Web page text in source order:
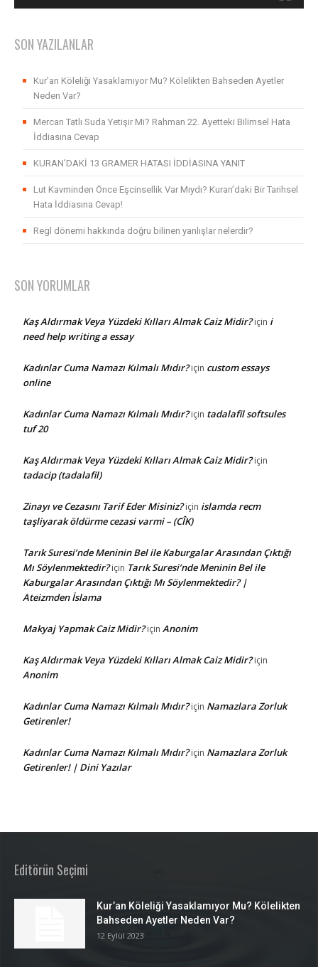
SON YAZILANLAR
Kur’an Köleliği Yasaklamıyor Mu? Kölelikten Bahseden Ayetler
Neden Var?
Mercan Tatlı Suda Yetişir Mi? Rahman 22. Ayetteki Bilimsel Hata
İddiasına Cevap
KURAN’DAKİ 13 GRAMER HATASI İDDİASINA YANIT
Lut Kavminden Önce Eşcinsellik Var Mıydı? Kuran’daki Bir Tarihsel
Hata İddiasına Cevap!
Regl dönemi hakkında doğru bilinen yanlışlar nelerdir?
SON YORUMLAR
Kaş Aldırmak Veya Yüzdeki Kılları Almak Caiz Midir?için i
need help writing a essay
Kadınlar Cuma Namazı Kılmalı Mıdır?için custom essays
online
Kadınlar Cuma Namazı Kılmalı Mıdır?için tadalafil softsules
tuf 20
Kaş Aldırmak Veya Yüzdeki Kılları Almak Caiz Midir?için
tadacip (tadalafil)
Zinayı ve Cezasını Tarif Eder Misiniz?için islamda recm
taşliyarak öldürme cezasi varmi – (CÎK)
Tarık Suresi’nde Meninin Bel ile Kaburgalar Arasından Çıktığı
Mı Söylenmektedir?için Tarık Suresi’nde Meninin Bel ile
Kaburgalar Arasından Çıktığı Mı Söylenmektedir? |
Ateizmden İslama
Makyaj Yapmak Caiz Midir?için Anonim
Kaş Aldırmak Veya Yüzdeki Kılları Almak Caiz Midir?için
Anonim
Kadınlar Cuma Namazı Kılmalı Mıdır?için Namazlara Zorluk
Getirenler!
Kadınlar Cuma Namazı Kılmalı Mıdır?için Namazlara Zorluk
Getirenler! | Dini Yazılar
Editörün Seçimi
Kur’an Köleliği Yasaklamıyor Mu? Kölelikten
Bahseden Ayetler Neden Var?
12 Eylül 2023